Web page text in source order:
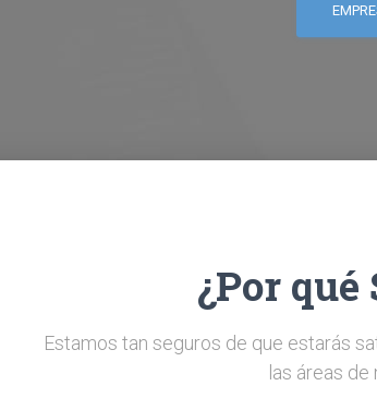
¿Por
Estamos tan seguros de que estarás
las áreas de